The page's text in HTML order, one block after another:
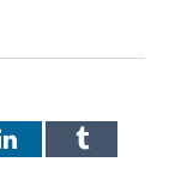
LinkedInTumblr